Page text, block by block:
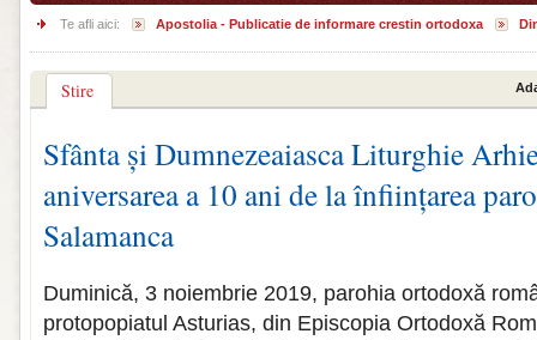
Te afli aici: Apostolia - Publicatie de informare crestin ortodoxa
Stire
Sfânta și Dumnezeaiasca Liturghie
aniversarea a 10 ani de la înființarea
Salamanca
Duminică, 3 noiembrie 2019, parohia ortodoxă
protopopiatul Asturias, din Episcopia Ortodoxă